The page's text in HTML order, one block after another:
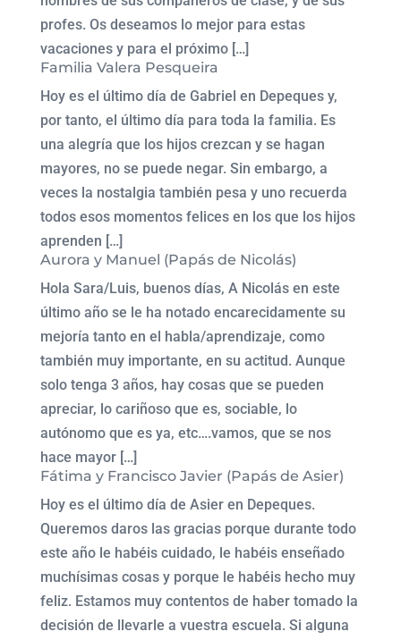
profes. Os deseamos lo mejor para estas
vacaciones y para el próximo […]
Familia Valera Pesqueira
Hoy es el último día de Gabriel en Depeques y,
por tanto, el último día para toda la familia. Es
una alegría que los hijos crezcan y se hagan
mayores, no se puede negar. Sin embargo, a
veces la nostalgia también pesa y uno recuerda
todos esos momentos felices en los que los hijos
aprenden […]
Aurora y Manuel (Papás de Nicolás)
Hola Sara/Luis, buenos días, A Nicolás en este
último año se le ha notado encarecidamente su
mejoría tanto en el habla/aprendizaje, como
también muy importante, en su actitud. Aunque
solo tenga 3 años, hay cosas que se pueden
apreciar, lo cariñoso que es, sociable, lo
autónomo que es ya, etc….vamos, que se nos
hace mayor […]
Fátima y Francisco Javier (Papás de Asier)
Hoy es el último día de Asier en Depeques.
Queremos daros las gracias porque durante todo
este año le habéis cuidado, le habéis enseñado
muchísimas cosas y porque le habéis hecho muy
feliz. Estamos muy contentos de haber tomado la
decisión de llevarle a vuestra escuela. Si alguna